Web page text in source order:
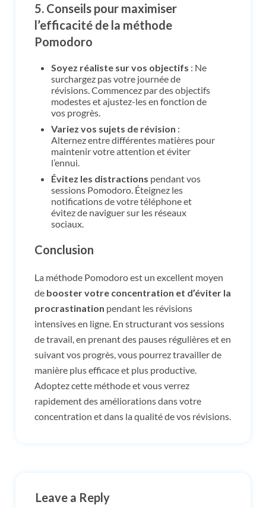
5. Conseils pour maximiser
l’efficacité de la méthode
Pomodoro
Soyez réaliste sur vos objectifs : Ne
surchargez pas votre journée de
révisions. Commencez par des objectifs
modestes et ajustez-les en fonction de
vos progrès.
Variez vos sujets de révision :
Alternez entre différentes matières pour
maintenir votre attention et éviter
l’ennui.
Évitez les distractions pendant vos
sessions Pomodoro. Éteignez les
notifications de votre téléphone et
évitez de naviguer sur les réseaux
sociaux.
Conclusion
La méthode Pomodoro est un excellent moyen
de booster votre concentration et d’éviter la
procrastination pendant les révisions
intensives en ligne. En structurant vos sessions
de travail, en prenant des pauses régulières et en
suivant vos progrès, vous pourrez travailler de
manière plus efficace et plus productive.
Adoptez cette méthode et vous verrez
rapidement des améliorations dans votre
concentration et dans la qualité de vos révisions.
Leave a Reply